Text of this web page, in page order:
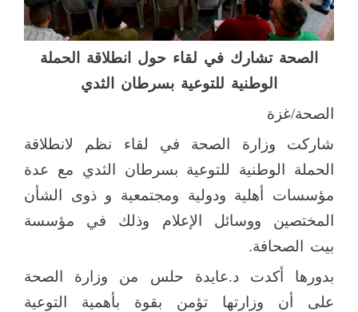
الصحة تشارك في لقاء حول انطلاقة الحملة
الوطنية للتوعية بسرطان الثدي
الصحة/غزة
شاركت وزارة الصحة في لقاء نظم لانطلاقة
الحملة الوطنية للتوعية بسرطان الثدي مع عدة
مؤسسات أهلية ودولية ومجتمعية و ذوى الشأن
المختصين ووسائل الإعلام وذلك في مؤسسة
بيت الصحافة.
بدورها أكدت د.عايدة حلس من وزارة الصحة
على أن وزارتها تؤمن بقوة بأهمية التوعية